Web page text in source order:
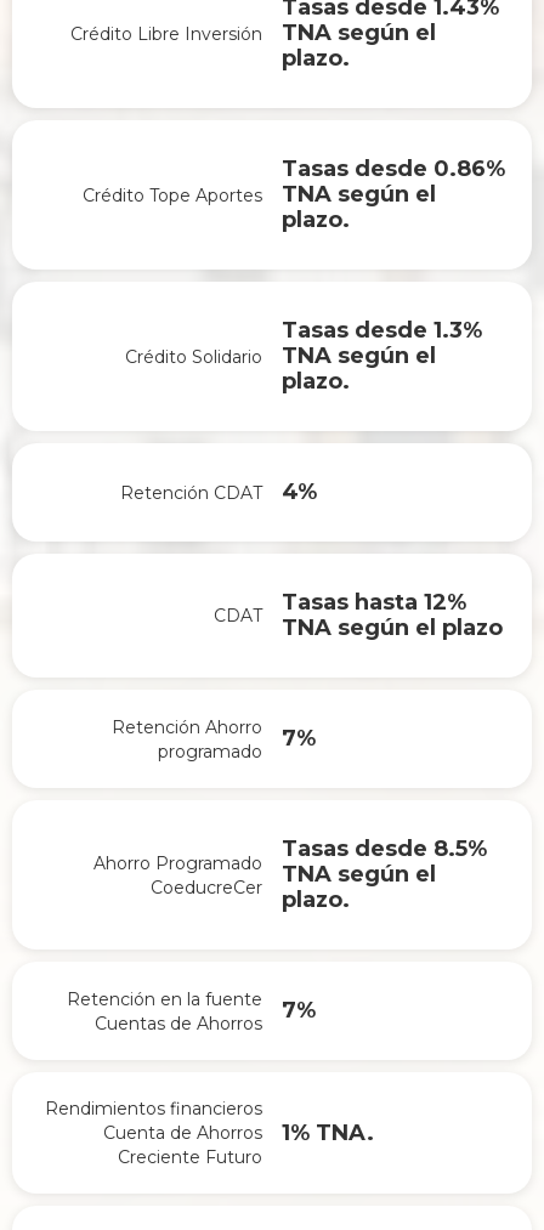
Crédito Libre Inversión
Tasas desde 1.43%
TNA según el
plazo.
Crédito Tope Aportes
Tasas desde 0.86%
TNA según el
plazo.
Crédito Solidario
Tasas desde 1.3%
TNA según el
plazo.
Retención CDAT 4%
CDAT
Tasas hasta 12%
TNA según el plazo
Retención Ahorro
programado
7%
Ahorro Programado
CoeducreCer
Tasas desde 8.5%
TNA según el
plazo.
Retención en la fuente
Cuentas de Ahorros
7%
Rendimientos financieros
Cuenta de Ahorros
Creciente Futuro
1% TNA.